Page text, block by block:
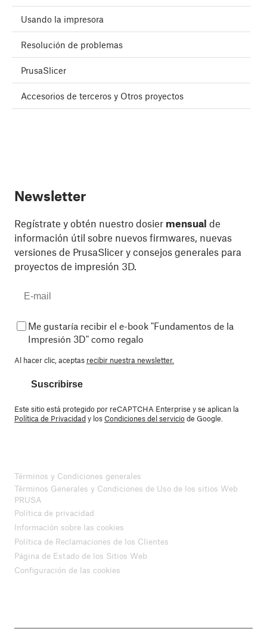
Usando la impresora
Resolución de problemas
PrusaSlicer
Accesorios de terceros y Otros proyectos
Newsletter
Regístrate y obtén nuestro dosier mensual de
información útil sobre nuevos firmwares, nuevas
versiones de PrusaSlicer y consejos generales para
proyectos de impresión 3D.
Me gustaría recibir el e-book "Fundamentos de la
Impresión 3D" como regalo
Al hacer clic, aceptas recibir nuestra newsletter.
Suscribirse
Este sitio está protegido por reCAPTCHA Enterprise y se aplican la
Política de Privacidady losCondiciones del serviciode Google.
Términos y Condiciones generales
Términos Generales y Condiciones de Uso de los sitios Web
PRUSA
Política de privacidad
Información sobre las cookies
Política de Reclamaciones de los Clientes
Página de Estado de los Sitios Web
Configuración de las cookies